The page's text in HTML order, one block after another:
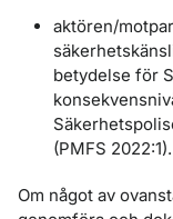
aktören/
betydelse för
(PMFS 2022:1).
Om något av